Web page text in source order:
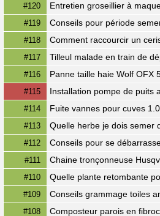
#120 Entretien groseillier à
#119 Conseils pour période
#118 Comment raccourcir un
#117 Tilleul malade en train de
#116 Panne taille haie Wolf OFX
#115 Installation pompe de puits
#114 Fuite vannes pour cuves
#113 Quelle herbe je dois semer
#112 Conseils pour se
#111 Chaine tronçonneuse
#110 Quelle plante retombante
#109 Conseils grammage toiles
#108 Composteur parois en